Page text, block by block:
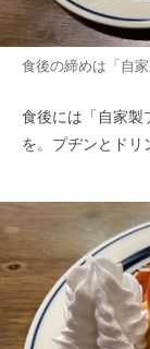
食後の締めは「自
食後には「自家製
を。プヂンとドリ